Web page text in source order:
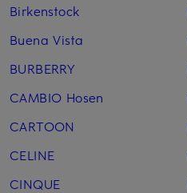
Birkenstock
Buena Vista
BURBERRY
CAMBIO Hosen
CARTOON
CELINE
CINQUE